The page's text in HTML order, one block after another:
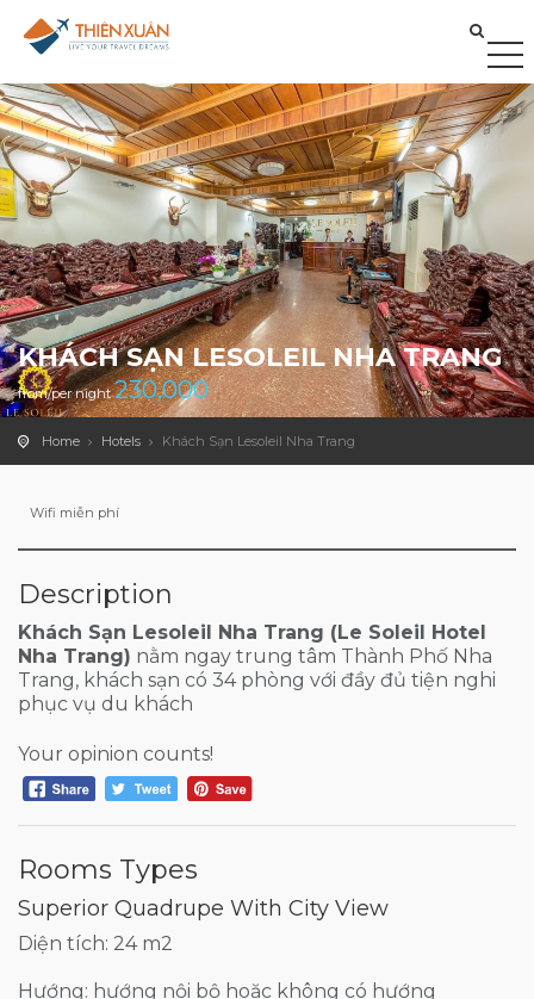
KHÁCH SẠN LESOLEIL NHA TRANG
from/per night230,000
Home Hotels Khách Sạn Lesoleil Nha Trang
Wifi miễn phí
Description
Khách Sạn Lesoleil Nha Trang (Le Soleil Hotel
Nha Trang) nằm ngay trung tâm Thành Phố Nha
Trang, khách sạn có 34 phòng với đầy đủ tiện nghi
phục vụ du khách
Your opinion counts!
Rooms Types
Superior Quadrupe With City View
Diện tích: 24 m2
Hướng: hướng nội bộ hoặc không có hướng